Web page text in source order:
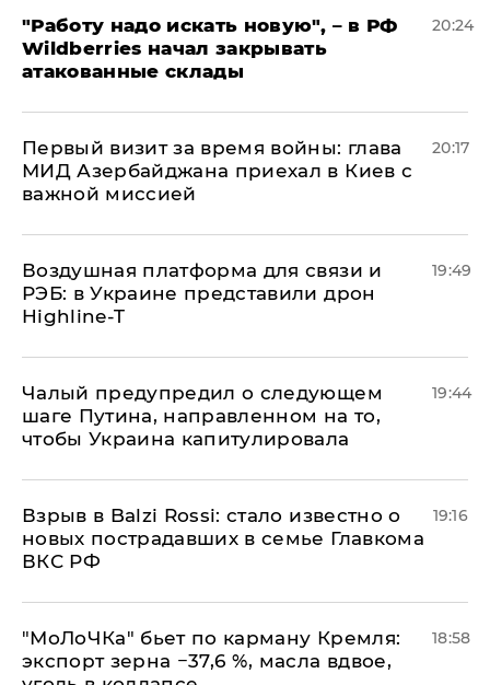
"Работу надо искать новую", – в РФ
Wildberries начал закрывать
атакованные склады
20:24
Первый визит за время войны: глава
МИД Азербайджана приехал в Киев с
важной миссией
20:17
Воздушная платформа для связи и
РЭБ: в Украине представили дрон
Highline-T
19:49
Чалый предупредил о следующем
шаге Путина, направленном на то,
чтобы Украина капитулировала
19:44
Взрыв в Balzi Rossi: стало известно о
новых пострадавших в семье Главкома
ВКС РФ
19:16
​"МоЛоЧКа" бьет по карману Кремля:
экспорт зерна −37,6 %, масла вдвое,
18:58